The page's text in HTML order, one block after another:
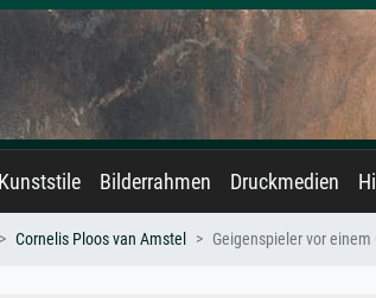
Kunststile Bilderrahmen Druckmedien
Cornelis Ploos van Amstel Geigenspieler vor einem